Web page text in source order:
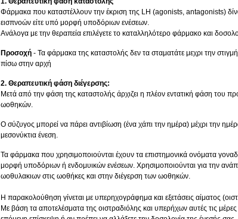
Φάρμακα που καταστέλλουν την έκριση της LH (agonists, antagonists)
εισπνοών είτε υπό μορφή υποδόριων ενέσεων.
Ανάλογα με την θεραπεία επιλέγετε το καταλληλότερο φάρμακο και
Προσοχή - Τα φάρμακα της καταστολής δεν τα σταματάτε μεχρι την
πίσω στην αρχή
2. Θεραπευτική φάση διέγερσης:
Μετά από την φάση της καταστολής άρχιζει η πλέον εντατική φάση του
ωοθηκών.
O σύζυγος μπορεί να πάρει αντιβίωση (ένα χάπι την ημέρα) μέχρι την
μεσονύκτια ένεση.
Τα φάρμακα που χρησιμοποιούνται έχουν τα επιστημονικά ονόματα
μορφή υποδόριων ή ενδομυικών ενέσεων. Χρησιμοποιούνται για την
ωοθυλακιων στις ωοθήκες και στην διέγερση των ωοθηκών.
Η παρακολούθηση γίνεται με υπερηχογράφημα και εξετάσεις αίματος
Με βάση τα αποτελέσματα της οιστραδιόλης και υπερήχων αυτές τις μέρες